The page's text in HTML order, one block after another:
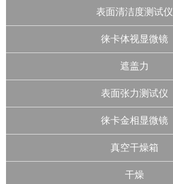
表面清洁度测试仪
徕卡体视显微镜
遮盖力
表面张力测试仪
徕卡金相显微镜
真空干燥箱
干燥